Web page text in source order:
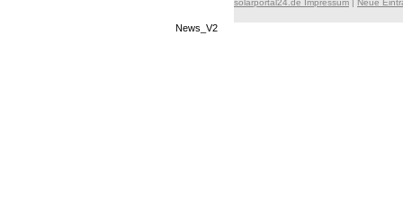
solarportal24.de Impressum | Neue
News_V2